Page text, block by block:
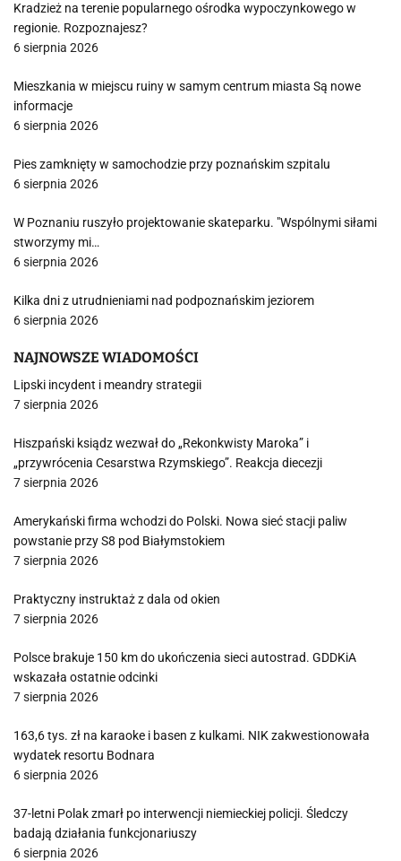
Kradzież na terenie popularnego ośrodka wypoczynkowego w
regionie. Rozpoznajesz?
6 sierpnia 2026
Mieszkania w miejscu ruiny w samym centrum miasta Są nowe
informacje
6 sierpnia 2026
Pies zamknięty w samochodzie przy poznańskim szpitalu
6 sierpnia 2026
W Poznaniu ruszyło projektowanie skateparku. "Wspólnymi siłami
stworzymy mi…
6 sierpnia 2026
Kilka dni z utrudnieniami nad podpoznańskim jeziorem
6 sierpnia 2026
NAJNOWSZE WIADOMOŚCI
Lipski incydent i meandry strategii
7 sierpnia 2026
Hiszpański ksiądz wezwał do „Rekonkwisty Maroka” i
„przywrócenia Cesarstwa Rzymskiego”. Reakcja diecezji
7 sierpnia 2026
Amerykański firma wchodzi do Polski. Nowa sieć stacji paliw
powstanie przy S8 pod Białymstokiem
7 sierpnia 2026
Praktyczny instruktaż z dala od okien
7 sierpnia 2026
Polsce brakuje 150 km do ukończenia sieci autostrad. GDDKiA
wskazała ostatnie odcinki
7 sierpnia 2026
163,6 tys. zł na karaoke i basen z kulkami. NIK zakwestionowała
wydatek resortu Bodnara
6 sierpnia 2026
37-letni Polak zmarł po interwencji niemieckiej policji. Śledczy
badają działania funkcjonariuszy
6 sierpnia 2026